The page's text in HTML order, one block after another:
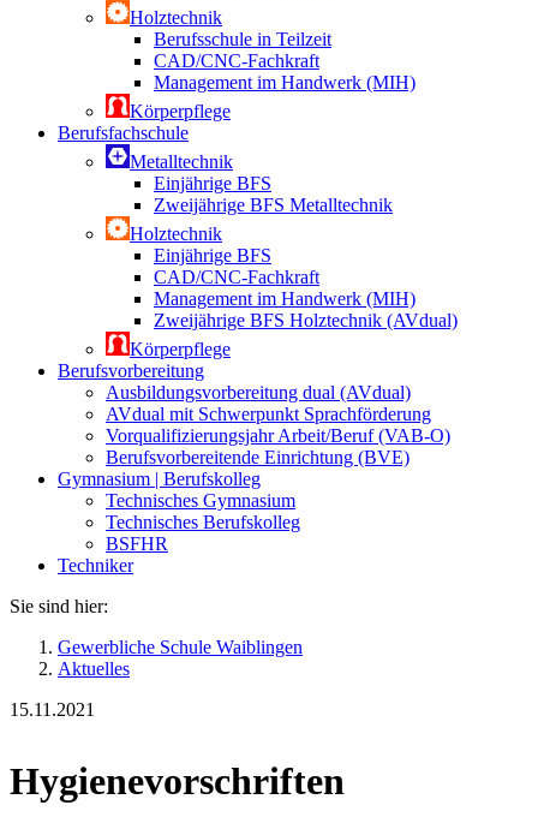
Holztechnik
Berufsschule in Teilzeit
CAD/CNC-Fachkraft
Management im Handwerk (MIH)
Körperpflege
Berufsfachschule
Metalltechnik
Einjährige BFS
Zweijährige BFS Metalltechnik
Holztechnik
Einjährige BFS
CAD/CNC-Fachkraft
Management im Handwerk (MIH)
Zweijährige BFS Holztechnik (AVdual)
Körperpflege
Berufsvorbereitung
Ausbildungsvorbereitung dual (AVdual)
AVdual mit Schwerpunkt Sprachförderung
Vorqualifizierungsjahr Arbeit/Beruf (VAB-O)
Berufsvorbereitende Einrichtung (BVE)
Gymnasium | Berufskolleg
Technisches Gymnasium
Technisches Berufskolleg
BSFHR
Techniker
Sie sind hier:
Gewerbliche Schule Waiblingen
Aktuelles
15.11.2021
Hygienevorschriften